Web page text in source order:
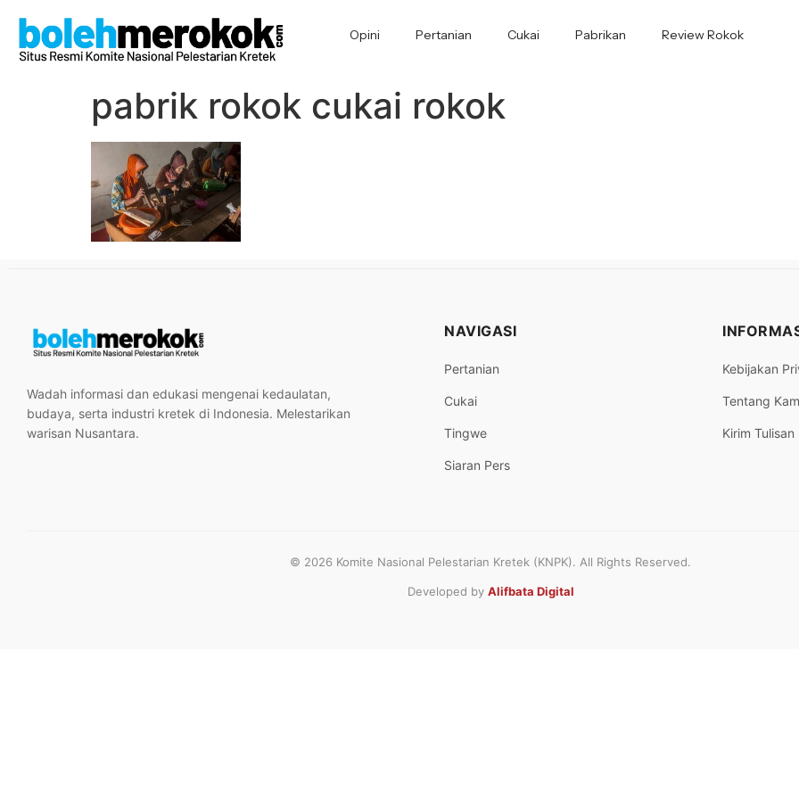
Opini Pertanian Cukai Pabrikan Review Rokok
pabrik rokok cukai rokok
Wadah informasi dan edukasi mengenai kedaulatan,
budaya, serta industri kretek di Indonesia. Melestarikan
warisan Nusantara.
NAVIGASI
Pertanian
Cukai
Tingwe
Siaran Pers
Kebijakan
Tentang
Kirim Tulisan
© 2026 Komite Nasional Pelestarian Kretek (KNPK). All Rights Reserved.
Developed by Alifbata Digital